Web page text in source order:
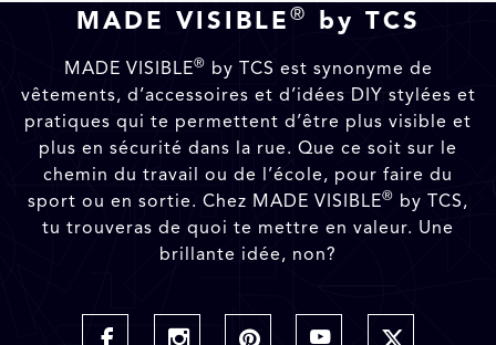
MADE VISIBLE ® by TCS
MADE VISIBLE® by TCS est synonyme de
vêtements, d’accessoires et d’idées DIY stylées et
pratiques qui te permettent d’être plus visible et
plus en sécurité dans la rue. Que ce soit sur le
chemin du travail ou de l’école, pour faire du
sport ou en sortie. Chez MADE VISIBLE® by TCS,
tu trouveras de quoi te mettre en valeur. Une
brillante idée, non?